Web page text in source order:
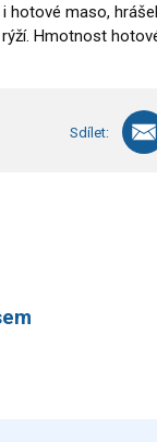
hotové maso,
Hmotnost
Sdílet: